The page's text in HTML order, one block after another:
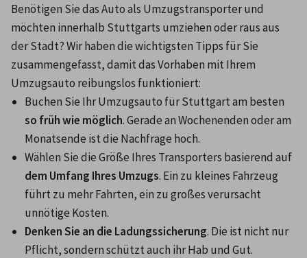
Benötigen Sie das Auto als Umzugstransporter und
möchten innerhalb Stuttgarts umziehen oder raus aus
der Stadt? Wir haben die wichtigsten Tipps für Sie
zusammengefasst, damit das Vorhaben mit Ihrem
Umzugsauto reibungslos funktioniert:
so früh wie möglich. Gerade an Wochenenden oder am
Monatsende ist die Nachfrage hoch.
dem Umfang Ihres Umzugs. Ein zu kleines Fahrzeug
führt zu mehr Fahrten, ein zu großes verursacht
unnötige Kosten.
Denken Sie an die Ladungssicherung. Die ist nicht nur
Pflicht, sondern schützt auch ihr Hab und Gut.